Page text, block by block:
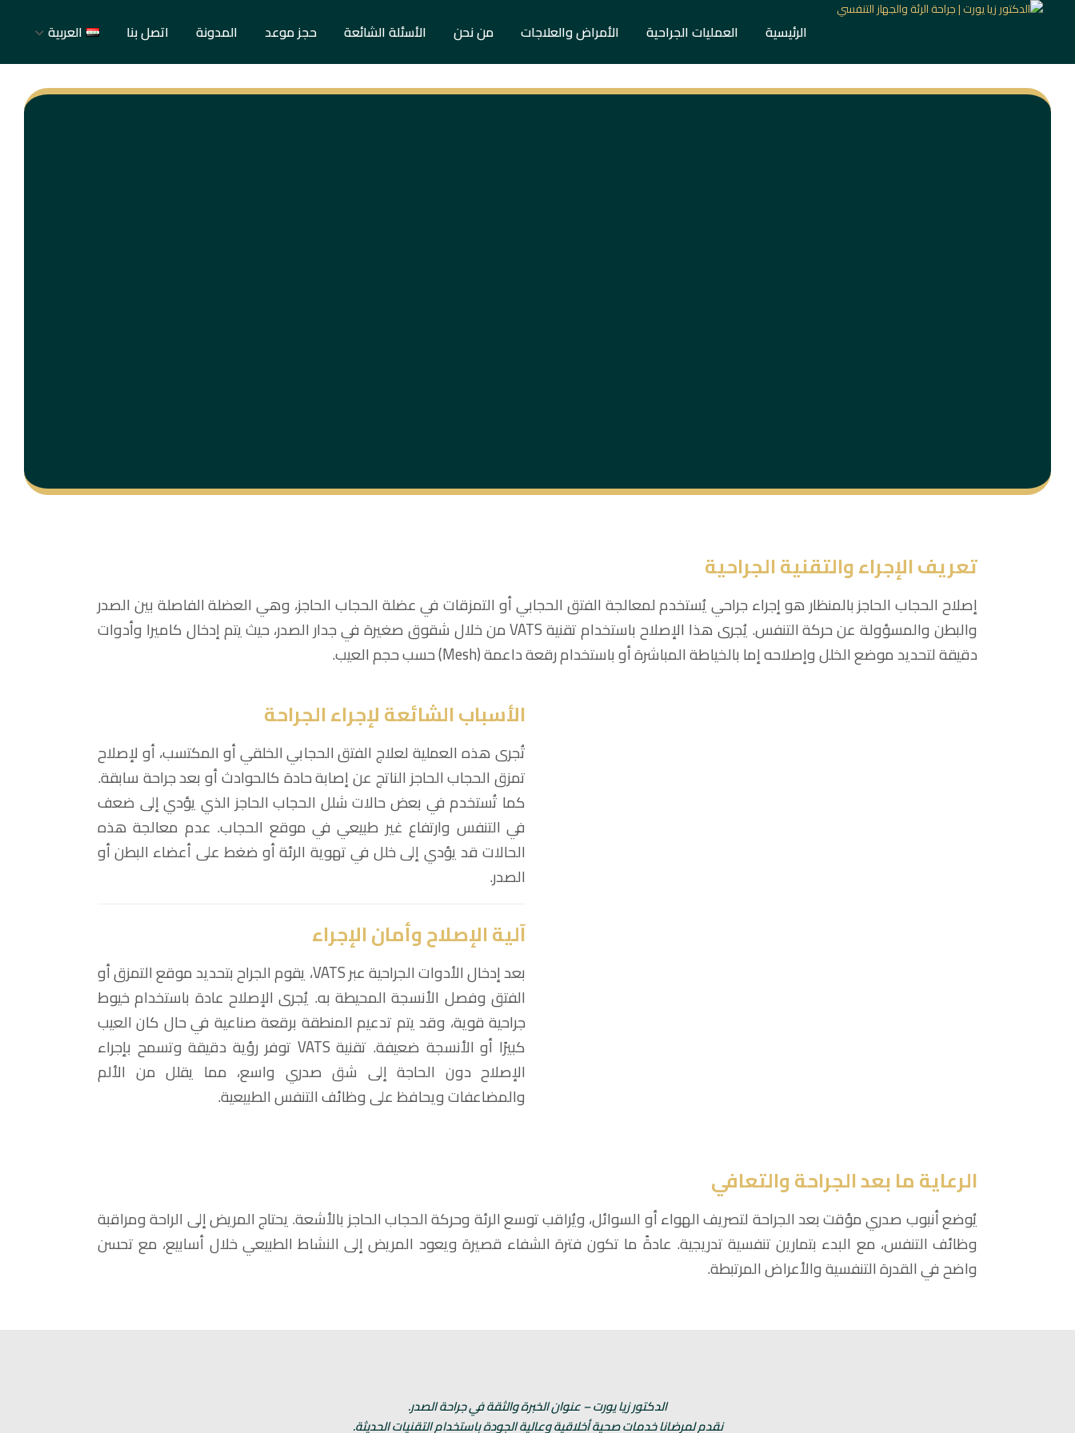
الرئيسية العمليات الجراحية الأمراض والعلاجات من نحن الأسئلة الشائعة حجز موعد المدونة اتصل بنا العربية
تعريف الإجراء والتقنية الجراحية
إصلاح الحجاب الحاجز بالمنظار هو إجراء جراحي يُستخدم لمعالجة الفتق الحجابي أو التمزقات في عضلة الحجاب الحاجز، وهي العضلة الفاصلة بين الصدر
والبطن والمسؤولة عن حركة التنفس. يُجرى هذا الإصلاح باستخدام تقنية VATS من خلال شقوق صغيرة في جدار الصدر، حيث يتم إدخال كاميرا وأدوات
دقيقة لتحديد موضع الخلل وإصلاحه إما بالخياطة المباشرة أو باستخدام رقعة داعمة (Mesh) حسب حجم العيب.
الأسباب الشائعة لإجراء الجراحة
تُجرى هذه العملية لعلاج الفتق الحجابي الخلقي أو المكتسب، أو لإصلاح
تمزق الحجاب الحاجز الناتج عن إصابة حادة كالحوادث أو بعد جراحة سابقة.
كما تُستخدم في بعض حالات شلل الحجاب الحاجز الذي يؤدي إلى ضعف
في التنفس وارتفاع غير طبيعي في موقع الحجاب. عدم معالجة هذه
الحالات قد يؤدي إلى خلل في تهوية الرئة أو ضغط على أعضاء البطن أو
الصدر.
آلية الإصلاح وأمان الإجراء
بعد إدخال الأدوات الجراحية عبر VATS، يقوم الجراح بتحديد موقع التمزق أو
الفتق وفصل الأنسجة المحيطة به. يُجرى الإصلاح عادة باستخدام خيوط
جراحية قوية، وقد يتم تدعيم المنطقة برقعة صناعية في حال كان العيب
كبيرًا أو الأنسجة ضعيفة. تقنية VATS توفر رؤية دقيقة وتسمح بإجراء
الإصلاح دون الحاجة إلى شق صدري واسع، مما يقلل من الألم
والمضاعفات ويحافظ على وظائف التنفس الطبيعية.
الرعاية ما بعد الجراحة والتعافي
يُوضع أنبوب صدري مؤقت بعد الجراحة لتصريف الهواء أو السوائل، ويُراقب توسع الرئة وحركة الحجاب الحاجز بالأشعة. يحتاج المريض إلى الراحة ومراقبة
وظائف التنفس، مع البدء بتمارين تنفسية تدريجية. عادةً ما تكون فترة الشفاء قصيرة ويعود المريض إلى النشاط الطبيعي خلال أسابيع، مع تحسن
واضح في القدرة التنفسية والأعراض المرتبطة.
الدكتور زيا يورت – عنوان الخبرة والثقة في جراحة الصدر.
نقدم لمرضانا خدمات صحية أخلاقية وعالية الجودة باستخدام التقنيات الحديثة.